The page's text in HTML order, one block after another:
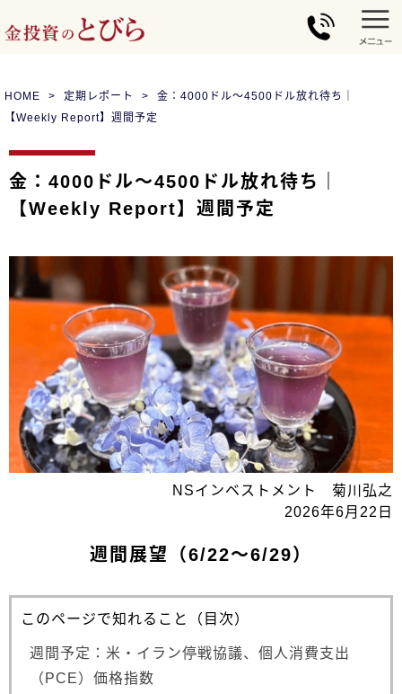
HOME 定期レポート
金：4000ドル～4500ドル放れ待ち｜
【Weekly Report】週間予定
金：4000ドル～4500ドル放れ待ち｜
【Weekly Report】週間予定
NSインベストメント 菊川弘之
2026年6月22日
週間展望（6/22～6/29）
このページで知れること（目次）
週間予定：米・イラン停戦協議、個人消費支出
（PCE）価格指数